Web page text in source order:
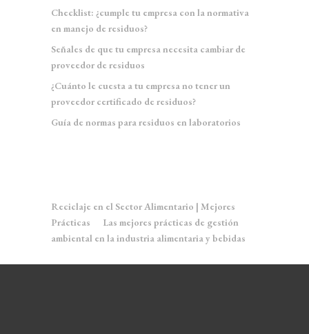
Checklist: ¿cumple tu empresa con la normativa
en manejo de residuos?
Señales de que tu empresa necesita cambiar de
proveedor de residuos
¿Cuánto le cuesta a tu empresa no tener un
proveedor certificado de residuos?
Guía de normas para residuos en laboratorios
Reciclaje en el Sector Alimentario | Mejores
Prácticas
Las mejores prácticas de gestión
ambiental en la industria alimentaria y bebidas